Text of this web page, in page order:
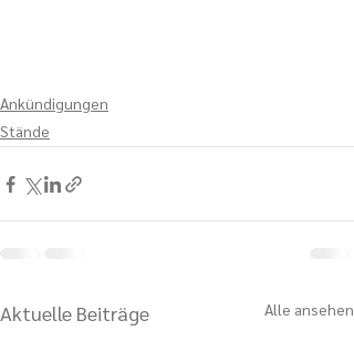
Ankündigungen
Stände
Aktuelle Beiträge Alle ansehen